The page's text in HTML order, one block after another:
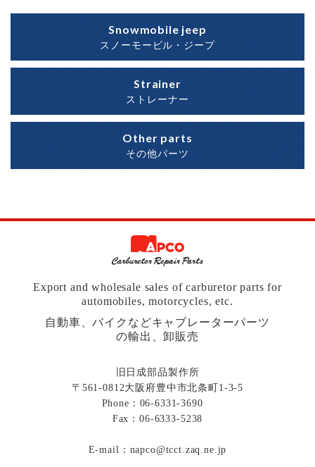
Snowmobile jeep
スノーモービル・ジープ
Strainer
ストレーナー
Other parts
その他パーツ
Export and wholesale sales of carburetor parts for
automobiles, motorcycles, etc.
自動車、バイクなどキャブレーターパーツ
の輸出、卸販売
旧日成部品製作所
〒561-0812大阪府豊中市北条町1-3-5
Phone： 06-6331-3690
Fax：06-6333-5238
E-mail： napco@tcct.zaq.ne.jp